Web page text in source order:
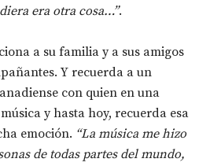
era otra cosa…”.
a su familia y a sus amigos
Y recuerda a un
con quien en una
y hasta hoy, recuerda esa
emoción. “La música me hizo
de todas partes del mundo,